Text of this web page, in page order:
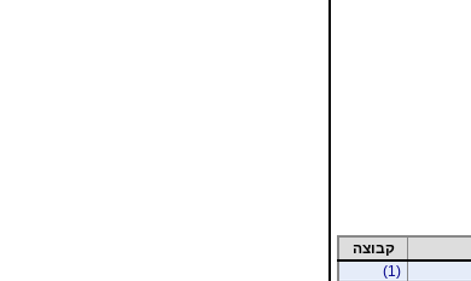
קבוצה
(1)